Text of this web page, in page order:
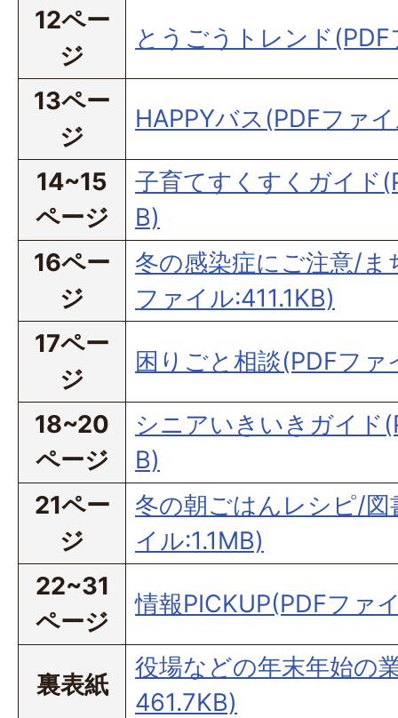
12ペー
ジ
とうごうトレンド
13ペー
ジ
HAPPYバス(PDFファ
14~15
ページ
子育てすくすくガイド
B)
16ペー
ジ
冬の感染症にご注意/ま
ファイル:411.1KB)
17ペー
ジ
困りごと相談(PDFファ
18~20
ページ
シニアいきいきガイド
B)
21ペー
ジ
冬の朝ごはんレシピ/
イル:1.1MB)
22~31
ページ
情報PICKUP(PDFファ
裏表紙
役場などの年末年始の
461.7KB)